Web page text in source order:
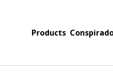
Products